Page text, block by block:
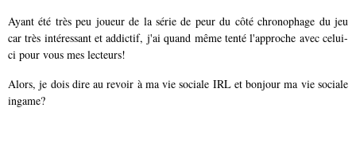
Ayant été très peu joueur de la série de peur du côté chronophage du jeu
car très intéressant et addictif, j'ai quand même tenté l'approche avec celui-
ci pour vous mes lecteurs!
Alors, je dois dire au revoir à ma vie sociale IRL et bonjour ma vie sociale
ingame?